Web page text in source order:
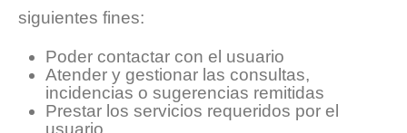
siguientes fines:
Poder contactar con el usuario
Atender y gestionar las consultas,
incidencias o sugerencias remitidas
Prestar los servicios requeridos por el
usuario